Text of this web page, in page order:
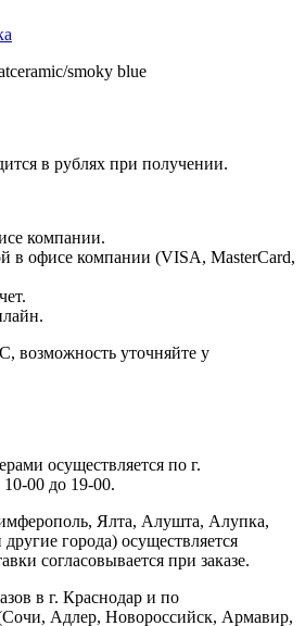
smoky blue
в рублях при получении.
компании.
в офисе компании (VISA, MasterCard,
возможность уточняйте у
осуществляется по г.
00 до 19-00.
Ялта, Алушта, Алупка,
города) осуществляется
согласовывается при заказе.
в г. Краснодар и по
Адлер, Новороссийск, Армавир,